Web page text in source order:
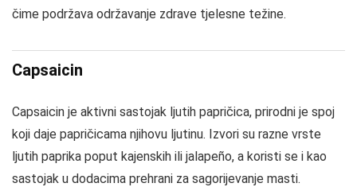
čime podržava održavanje zdrave tjelesne težine.
Capsaicin
Capsaicin je aktivni sastojak ljutih papričica, prirodni je spoj
koji daje papričicama njihovu ljutinu. Izvori su razne vrste
ljutih paprika poput kajenskih ili jalapeño, a koristi se i kao
sastojak u dodacima prehrani za sagorijevanje masti.